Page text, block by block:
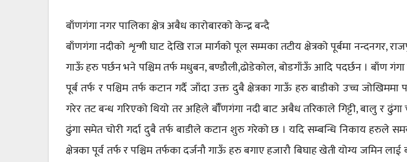
बाँणगंगा नगर पालिका क्षेत्र अबैध कारोबारको केन्द्र बन्दै
बाँणगंगा नदीको शृन्गी घाट देखि राज मार्गको पूल सम्मका तटीय क्षेत्रको पूर्बमा नन्दनगर,
गाऊँ हरु पर्छन भने पश्चिम तर्फ मधुबन, बण्डौली,ढोडेकोल, बोडगाँऊँ आदि पदर्छन । बाँण
पूर्ब तर्फ र पश्चिम तर्फ कटान गर्दै जाँदा उक्त दुबै क्षेत्रका गाऊँ हरु बाडीको उच्च जोखिममा
गरेर तट बन्ध गरिएको थियो तर अहिले बाँँणगंगा नदी बाट अबैध तरिकाले गिट्टी, बालु र
ढुंगा समेत चोरी गर्दा दुबै तर्फ बाडीले कटान शुरु गरेको छ । यदि सम्बन्धि निकाय हरुले
क्षेत्रका पूर्व तर्फ र पश्चिम तर्फका दर्जनौ गाऊँ हरु बगाए हजारौ बिघाह खेती योग्य जमिन